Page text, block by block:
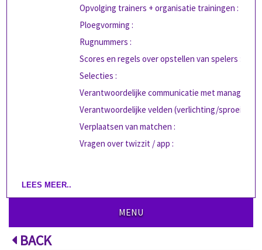
Opvolging trainers + organisatie trainingen :
Ploegvorming :
Rugnummers :
Scores en regels over opstellen van spelers :
Selecties :
Verantwoordelijke communicatie met managers :
Verantwoordelijke velden (verlichting/sproeiers) :
Verplaatsen van matchen :
Vragen over twizzit / app :
LEES MEER..
MENU
BACK